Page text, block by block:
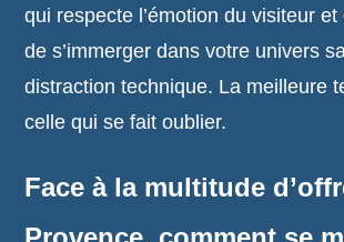
qui respecte l’émotion du visiteur
de s’immerger dans votre univers
distraction technique. La meilleure
celle qui se fait oublier.
Face à la multitude